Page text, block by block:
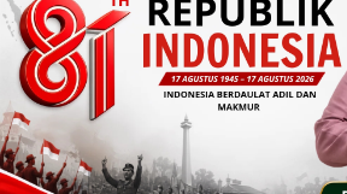
Home News Daerah